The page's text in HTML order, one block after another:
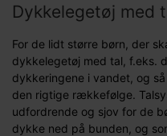
Dykkelegetøj med
For de lidt større børn, der
dykkelegetøj med tal, f.eks.
dykkeringene i vandet, og
den rigtige rækkefølge.
udfordrende og sjov for de
dykke ned på bunden, og